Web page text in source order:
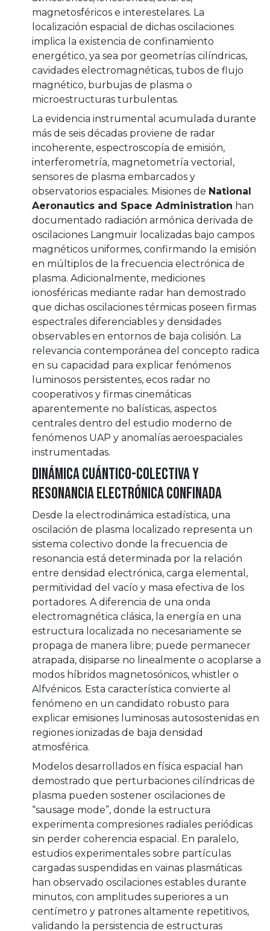
magnetosféricos e interestelares. La
localización espacial de dichas oscilaciones
implica la existencia de confinamiento
energético, ya sea por geometrías cilíndricas,
cavidades electromagnéticas, tubos de flujo
magnético, burbujas de plasma o
microestructuras turbulentas.
La evidencia instrumental acumulada durante
más de seis décadas proviene de radar
incoherente, espectroscopía de emisión,
interferometría, magnetometría vectorial,
sensores de plasma embarcados y
observatorios espaciales. Misiones de National
Aeronautics and Space Administration han
documentado radiación armónica derivada de
oscilaciones Langmuir localizadas bajo campos
magnéticos uniformes, confirmando la emisión
en múltiplos de la frecuencia electrónica de
plasma. Adicionalmente, mediciones
ionosféricas mediante radar han demostrado
que dichas oscilaciones térmicas poseen firmas
espectrales diferenciables y densidades
observables en entornos de baja colisión. La
relevancia contemporánea del concepto radica
en su capacidad para explicar fenómenos
luminosos persistentes, ecos radar no
cooperativos y firmas cinemáticas
aparentemente no balísticas, aspectos
centrales dentro del estudio moderno de
fenómenos UAP y anomalías aeroespaciales
instrumentadas.
Dinámica cuántico-colectiva y
resonancia electrónica confinada
Desde la electrodinámica estadística, una
oscilación de plasma localizado representa un
sistema colectivo donde la frecuencia de
resonancia está determinada por la relación
entre densidad electrónica, carga elemental,
permitividad del vacío y masa efectiva de los
portadores. A diferencia de una onda
electromagnética clásica, la energía en una
estructura localizada no necesariamente se
propaga de manera libre; puede permanecer
atrapada, disiparse no linealmente o acoplarse a
modos híbridos magnetosónicos, whistler o
Alfvénicos. Esta característica convierte al
fenómeno en un candidato robusto para
explicar emisiones luminosas autosostenidas en
regiones ionizadas de baja densidad
atmosférica.
Modelos desarrollados en física espacial han
demostrado que perturbaciones cilíndricas de
plasma pueden sostener oscilaciones de
“sausage mode”, donde la estructura
experimenta compresiones radiales periódicas
sin perder coherencia espacial. En paralelo,
estudios experimentales sobre partículas
cargadas suspendidas en vainas plasmáticas
han observado oscilaciones estables durante
minutos, con amplitudes superiores a un
centímetro y patrones altamente repetitivos,
validando la persistencia de estructuras